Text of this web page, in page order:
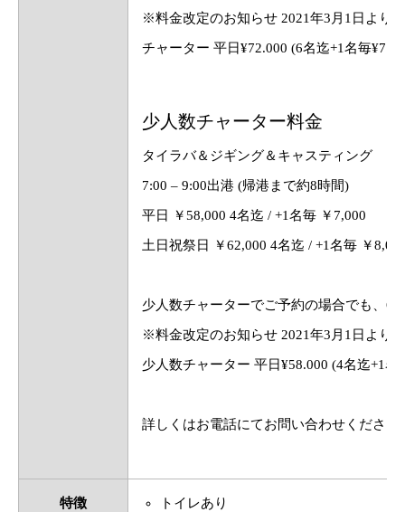
※料金改定のお知らせ 2021年3月1日より
チャーター 平日¥72.000 (6名迄+1名毎
少人数チャーター料金
タイラバ＆ジギング＆キャスティング
7:00 – 9:00出港 (帰港まで約8時間)
平日 ￥58,000 4名迄 / +1名毎 ￥7,000
土日祝祭日 ￥62,000 4名迄 / +1名毎 ￥
少人数チャーターでご予約の場合でも、6
※料金改定のお知らせ 2021年3月1日より
少人数チャーター 平日¥58.000 (4名迄+1
詳しくはお電話にてお問い合わせください
特徴 トイレあり